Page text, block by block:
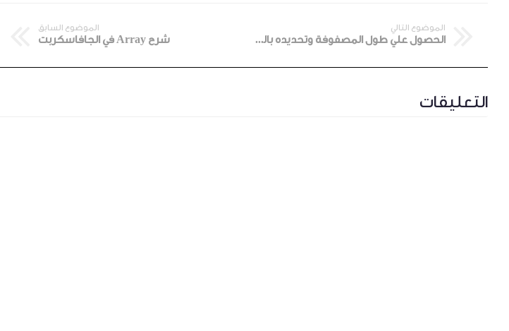
الموضوع التالي
الحصول علي طول المصفوفة وتحديده بالجافاسكربت
الموضوع السابق
شرح Array في الجافاسكربت
التعليقات